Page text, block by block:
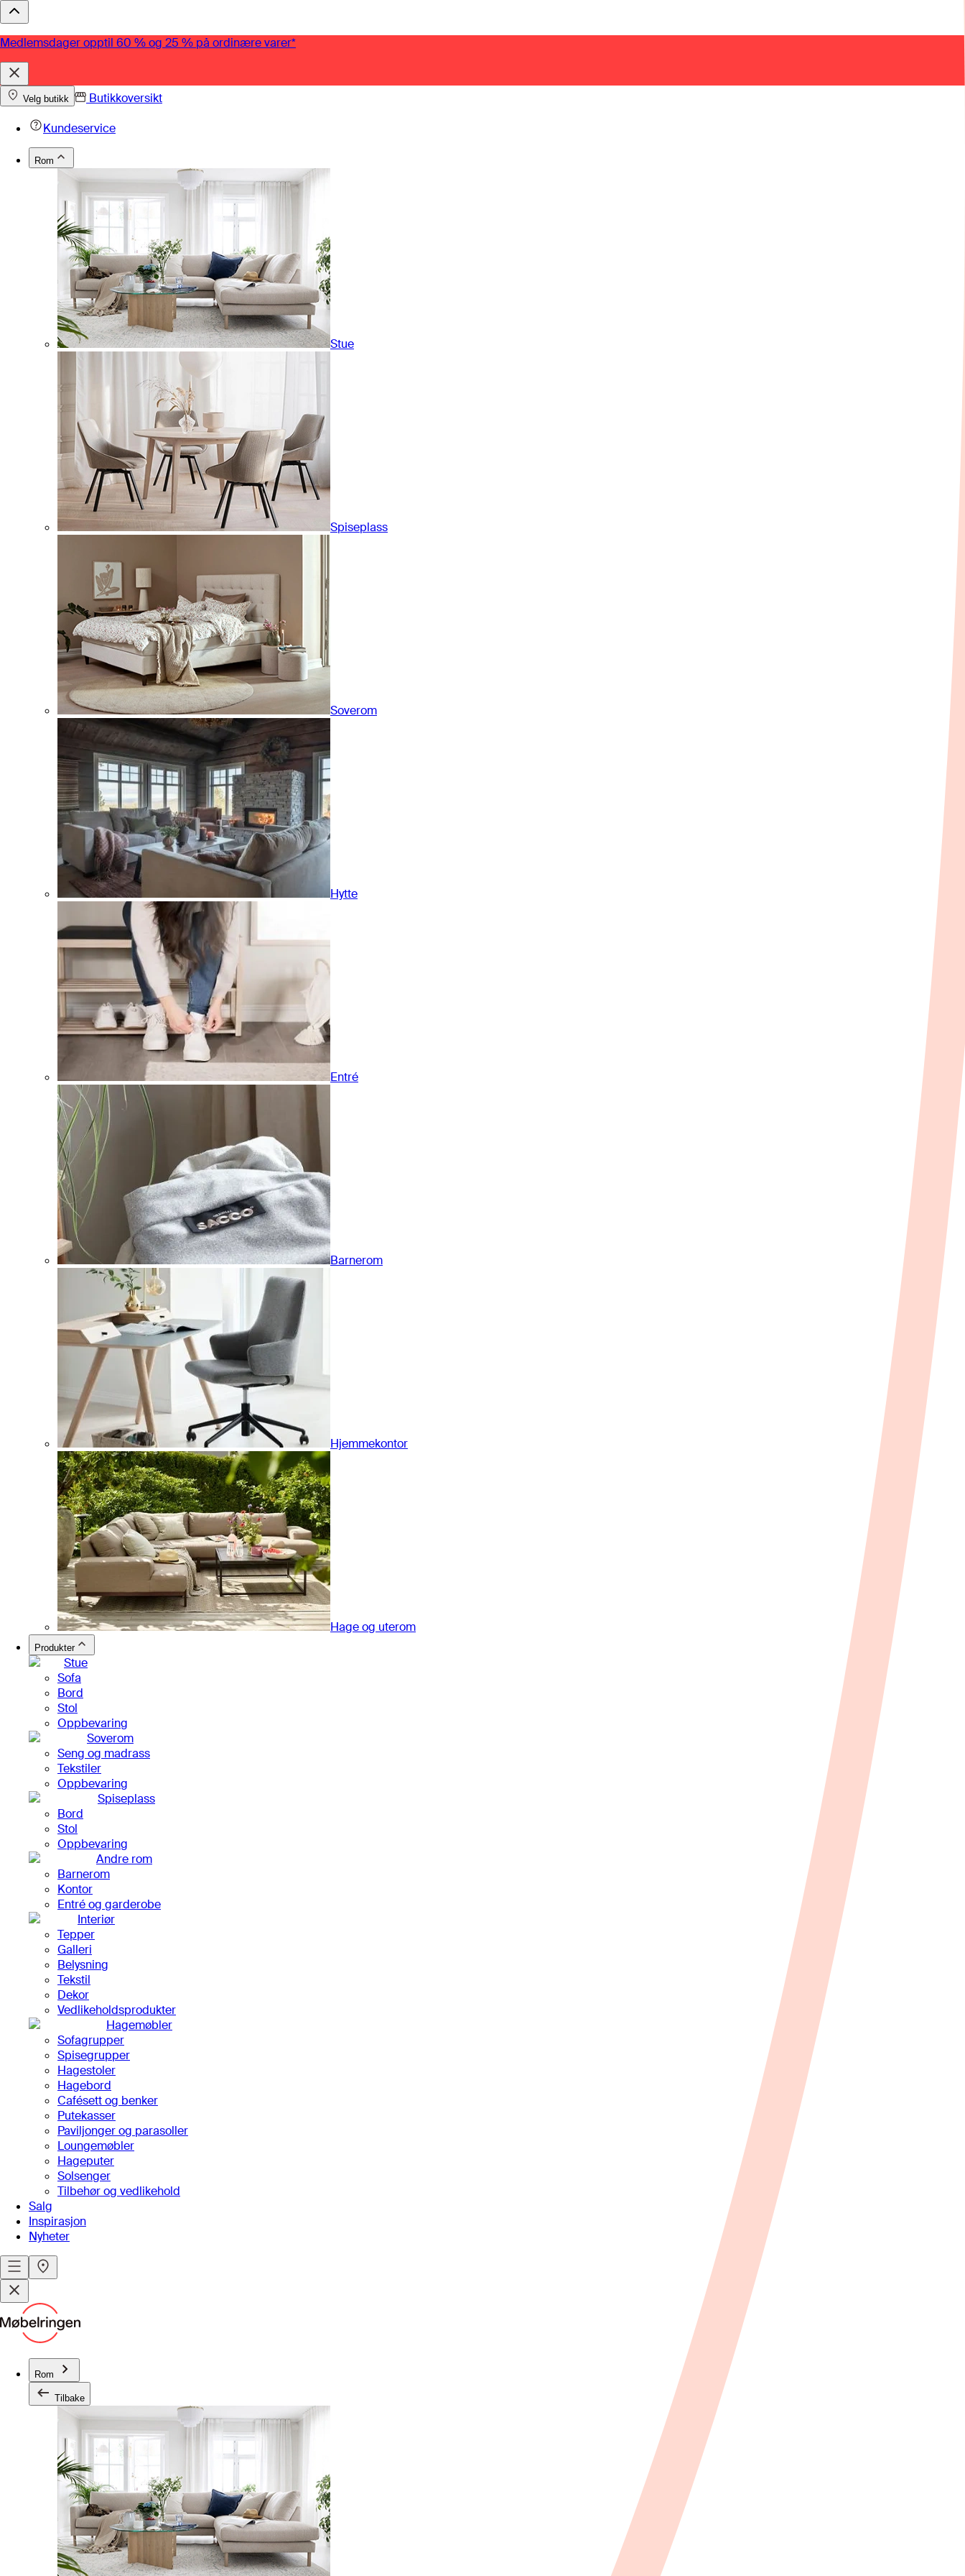
Medlemsdager opptil 60 % og 25 % på ordinære varer*
Velg butikk
Butikkoversikt
Kundeservice
Rom
Stue
Spiseplass
Soverom
Hytte
Entré
Barnerom
Hjemmekontor
Hage og uterom
Produkter
Stue
Sofa
Bord
Stol
Oppbevaring
Soverom
Seng og madrass
Tekstiler
Oppbevaring
Spiseplass
Bord
Stol
Oppbevaring
Andre rom
Barnerom
Kontor
Entré og garderobe
Interiør
Tepper
Galleri
Belysning
Tekstil
Dekor
Vedlikeholdsprodukter
Hagemøbler
Sofagrupper
Spisegrupper
Hagestoler
Hagebord
Cafésett og benker
Putekasser
Paviljonger og parasoller
Loungemøbler
Hageputer
Solsenger
Tilbehør og vedlikehold
Salg
Inspirasjon
Nyheter
Rom
Tilbake